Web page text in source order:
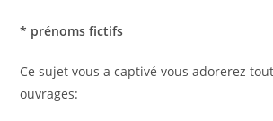
* prénoms fictifs
Ce sujet vous a captivé vous adorerez
ouvrages: